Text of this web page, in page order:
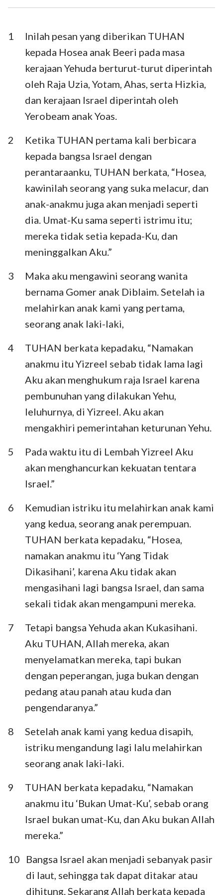
Ezra Nehemia
Ester Ayub
Mazmur Amsal
Pengkhotbah
Yesaya Yeremia
Ratapan
Daniel Hosea
Yoel
Obaja Yunus
Mikha Nahum
Habakuk Zefanya
Hagai
Maleakhi
1
Inilah pesan yang diberikan TUHAN
kepada Hosea anak Beeri pada masa
kerajaan Yehuda berturut-turut diperintah
oleh Raja Uzia, Yotam, Ahas, serta Hizkia,
dan kerajaan Israel diperintah oleh
Yerobeam anak Yoas.
2
Ketika TUHAN pertama kali berbicara
kepada bangsa Israel dengan
perantaraanku, TUHAN berkata, “Hosea,
kawinilah seorang yang suka melacur, dan
anak-anakmu juga akan menjadi seperti
dia. Umat-Ku sama seperti istrimu itu;
mereka tidak setia kepada-Ku, dan
meninggalkan Aku.”
3
Maka aku mengawini seorang wanita
bernama Gomer anak Diblaim. Setelah ia
melahirkan anak kami yang pertama,
seorang anak laki-laki,
4
TUHAN berkata kepadaku, “Namakan
anakmu itu Yizreel sebab tidak lama lagi
Aku akan menghukum raja Israel karena
pembunuhan yang dilakukan Yehu,
leluhurnya, di Yizreel. Aku akan
mengakhiri pemerintahan keturunan Yehu.
5
Pada waktu itu di Lembah Yizreel Aku
akan menghancurkan kekuatan tentara
Israel.”
6
Kemudian istriku itu melahirkan anak kami
yang kedua, seorang anak perempuan.
TUHAN berkata kepadaku, “Hosea,
namakan anakmu itu ‘Yang Tidak
Dikasihani’, karena Aku tidak akan
mengasihani lagi bangsa Israel, dan sama
sekali tidak akan mengampuni mereka.
7
Tetapi bangsa Yehuda akan Kukasihani.
Aku TUHAN, Allah mereka, akan
menyelamatkan mereka, tapi bukan
dengan peperangan, juga bukan dengan
pedang atau panah atau kuda dan
pengendaranya.”
8
Setelah anak kami yang kedua disapih,
istriku mengandung lagi lalu melahirkan
seorang anak laki-laki.
9
TUHAN berkata kepadaku, “Namakan
anakmu itu ‘Bukan Umat-Ku’, sebab orang
Israel bukan umat-Ku, dan Aku bukan Allah
mereka.”
10
Bangsa Israel akan menjadi sebanyak pasir
di laut, sehingga tak dapat ditakar atau
dihitung. Sekarang Allah berkata kepada